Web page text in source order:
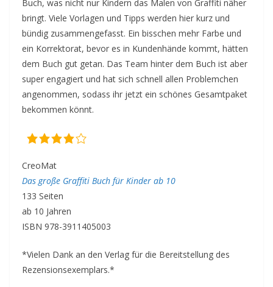
Buch, was nicht nur Kindern das Malen von Graffiti näher
bringt. Viele Vorlagen und Tipps werden hier kurz und
bündig zusammengefasst. Ein bisschen mehr Farbe und
ein Korrektorat, bevor es in Kundenhände kommt, hätten
dem Buch gut getan. Das Team hinter dem Buch ist aber
super engagiert und hat sich schnell allen Problemchen
angenommen, sodass ihr jetzt ein schönes Gesamtpaket
bekommen könnt.
CreoMat
Das große Graffiti Buch für Kinder ab 10
133 Seiten
ab 10 Jahren
ISBN 978-3911405003
*Vielen Dank an den Verlag für die Bereitstellung des
Rezensionsexemplars.*